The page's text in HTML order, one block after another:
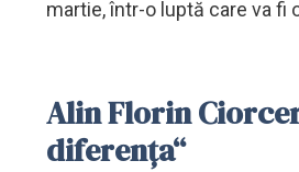
martie, într-o luptă care va fi
Alin Florin
diferența“